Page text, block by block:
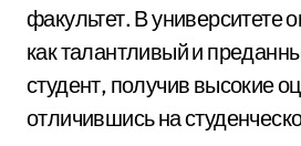
факультет. В университете
как талантливый и
студент, получив высокие
отличившись на